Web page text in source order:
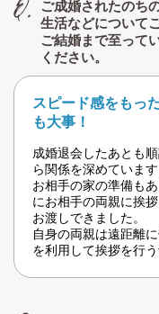
ご成婚されたのち
生活などについて
ご結婚まで至って
ください。
スピード感をもっ
も大事！
成婚退会したあとも
ら関係を深めています
お相手の家の準備も
にお相手の両親に挨
お渡しできました。
自身の両親は遠距離
を利用して挨拶を行う